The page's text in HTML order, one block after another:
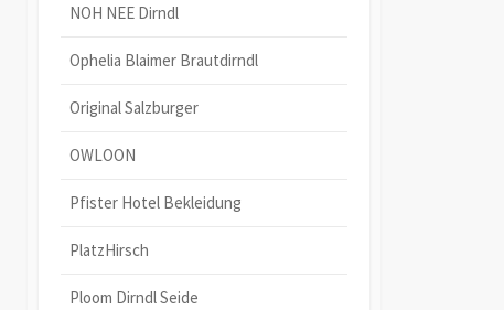
NOH NEE Dirndl
Ophelia Blaimer Brautdirndl
Original Salzburger
OWLOON
Pfister Hotel Bekleidung
PlatzHirsch
Ploom Dirndl Seide